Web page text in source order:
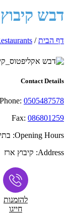
דבש
דף הבית/
Contact Details
Phone: 0505487578
Fax: 086801259
Opening Hours:
Address: קיבוץ ארז
להזמנות
חייגו